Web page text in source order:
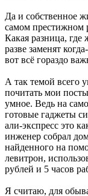
Да и собственное
самом престижном
Какая разница,
разве заменят
вот всё гораздо
А так темой всего
почитать мои
умное. Ведь на
готовые гаджеты
али-экспресс это
инженер собрал
найденного на
левитрон,
рублей и 5 часов
Я считаю, для